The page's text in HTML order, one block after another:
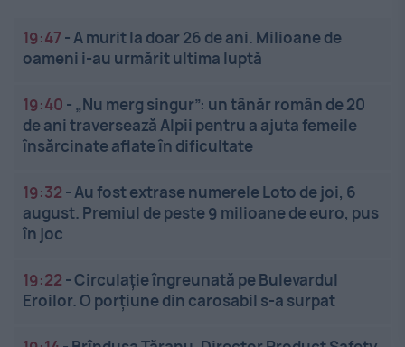
19:47 -A murit la doar 26 de ani. Milioane de
oameni i-au urmărit ultima luptă
19:40 - „Nu merg singur”: un tânăr român de 20
de ani traversează Alpii pentru a ajuta femeile
însărcinate aflate în dificultate
19:32 -Au fost extrase numerele Loto de joi, 6
august. Premiul de peste 9 milioane de euro, pus
în joc
19:22 -Circulație îngreunată pe Bulevardul
Eroilor. O porțiune din carosabil s-a surpat